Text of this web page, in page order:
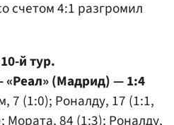
счетом 4:1 разгромил
й тур.
«Реал» (Мадрид) — 1:4
7 (1:0); Роналду, 17 (1:1,
Мората, 84 (1:3); Роналду,